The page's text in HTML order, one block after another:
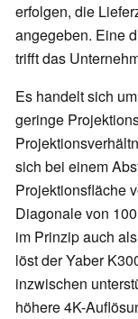
erfolgen, die
angegeben. Eine
trifft das
Es handelt sich
geringe
sich bei einem
Projektionsfläche
Diagonale von
im Prinzip auch
löst der Yaber
inzwischen
höhere 4K-